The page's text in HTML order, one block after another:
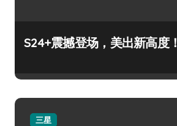
S24+震撼登场，美出新高度！
三星